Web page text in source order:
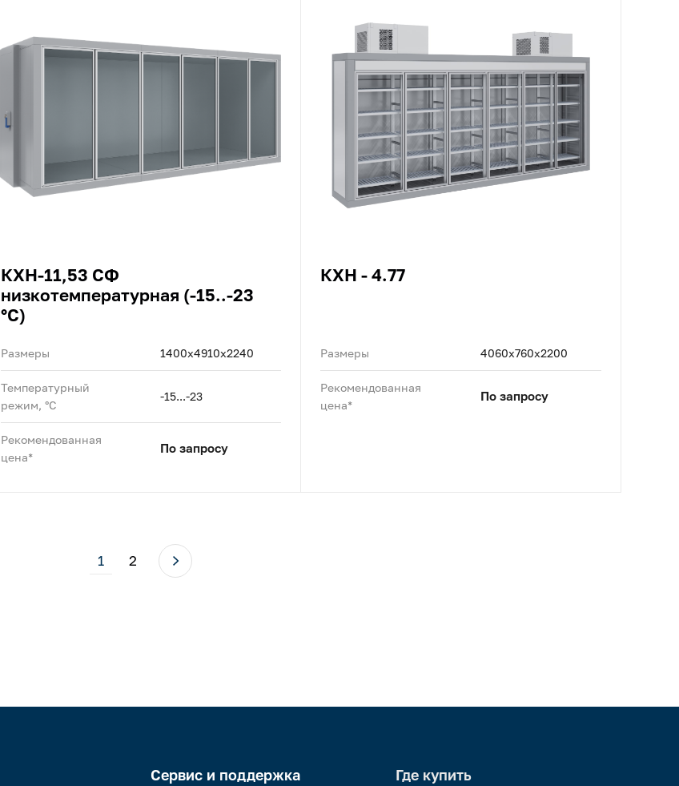
КХН-11,53 СФ
низкотемпературная (-15..-23
°C)
Размеры 1400x4910x2240
Температурный
режим, °C
-15...-23
Рекомендованная
цена*
По запросу
КХН - 4.77
Размеры 4060x760x2200
Рекомендованная
цена*
По запросу
1 2
Сервис и поддержка Где купить